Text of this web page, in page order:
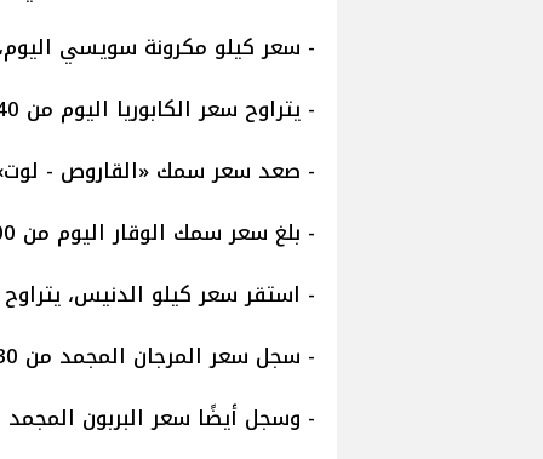
- سعر كيلو مكرونة سويسي اليوم، يتراوح
- يتراوح سعر الكابوريا اليوم من 40 إلى 160 جنيهًا.
- صعد سعر سمك «القاروص - لوت»، ليسجل من
- بلغ سعر سمك الوقار اليوم من 200 إلى 400 جنيه.
- استقر سعر كيلو الدنيس، يتراوح من 100 إلى 260
- سجل سعر المرجان المجمد من 30 إلى 50 جنيهًا.
- وسجل أيضًا سعر البربون المجمد من 30 إلى 50